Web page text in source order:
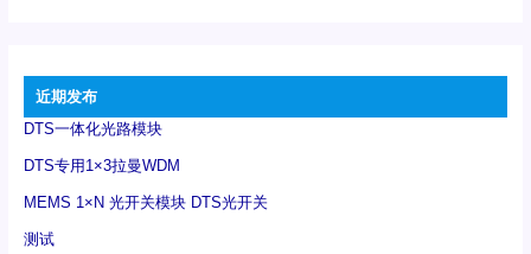
近期发布
DTS一体化光路模块
DTS专用1×3拉曼WDM
MEMS 1×N 光开关模块 DTS光开关
测试